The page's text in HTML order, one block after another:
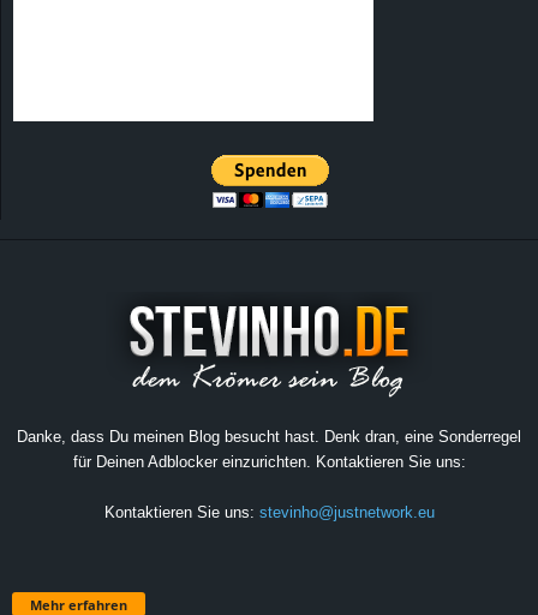
Danke, dass Du meinen Blog besucht hast. Denk dran, eine Sonderregel
für Deinen Adblocker einzurichten. Kontaktieren Sie uns:
Kontaktieren Sie uns: stevinho@justnetwork.eu
Mehr erfahren